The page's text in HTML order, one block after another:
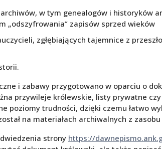
w tym genealogów i historyków
„odszyfrowania” zapisów sprzed wieków
zgłębiających tajemnice z
i zabawy przygotowano w oparciu o
przywileje królewskie, listy prywatne
poziomy trudności, dzięki czemu łatwo
na materiałach archiwalnych z
strony https://